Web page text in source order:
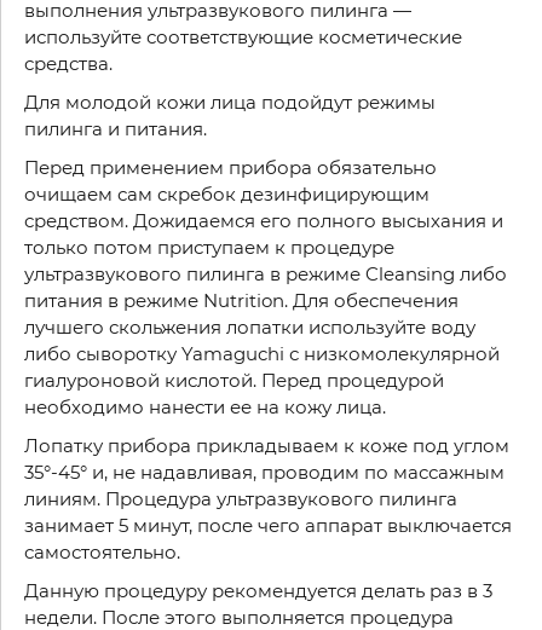
выполнения ультразвукового пилинга —
используйте соответствующие косметические
средства.
Для молодой кожи лица подойдут режимы
пилинга и питания.
Перед применением прибора обязательно
очищаем сам скребок дезинфицирующим
средством. Дожидаемся его полного высыхания и
только потом приступаем к процедуре
ультразвукового пилинга в режиме Cleansing либо
питания в режиме Nutrition. Для обеспечения
лучшего скольжения лопатки используйте воду
либо сыворотку Yamaguchi с низкомолекулярной
гиалуроновой кислотой. Перед процедурой
необходимо нанести ее на кожу лица.
Лопатку прибора прикладываем к коже под углом
35°-45° и, не надавливая, проводим по массажным
линиям. Процедура ультразвукового пилинга
занимает 5 минут, после чего аппарат выключается
самостоятельно.
Данную процедуру рекомендуется делать раз в 3
недели. После этого выполняется процедура